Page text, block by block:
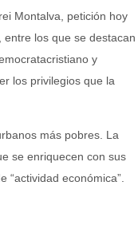
Montalva, petición hoy
los que se destacan
y
los privilegios que la
más pobres. La
se enriquecen con sus
“actividad económica”.